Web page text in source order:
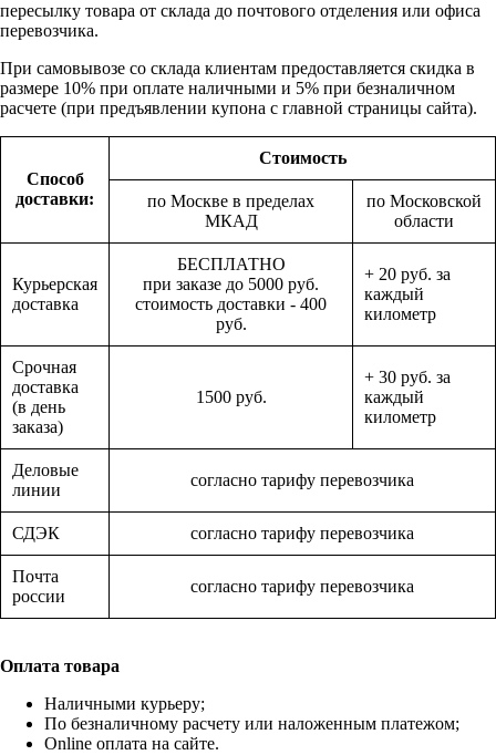
пересылку товара от склада до почтового отделения или офиса
перевозчика.
При самовывозе со склада клиентам предоставляется скидка в
размере 10% при оплате наличными и 5% при безналичном
расчете (при предъявлении купона с главной страницы сайта).
Способ
доставки:
Стоимость
по Москве в пределах
МКАД
по Московской
области
Курьерская
доставка
БЕСПЛАТНО
при заказе до 5000 руб.
стоимость доставки - 400
руб.
+ 20 руб. за
каждый
километр
Срочная
доставка
(в день
заказа)
1500 руб.
+ 30 руб. за
каждый
километр
Деловые
линии
согласно тарифу перевозчика
СДЭК согласно тарифу перевозчика
Почта
россии
согласно тарифу перевозчика
Оплата товара
Наличными курьеру;
По безналичному расчету или наложенным платежом;
Online оплата на сайте.